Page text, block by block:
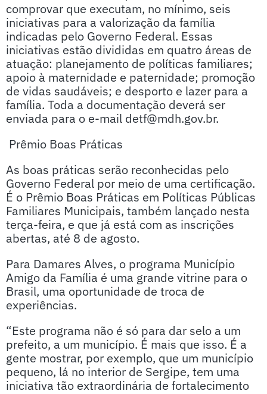
comprovar que executam, no mínimo, seis
iniciativas para a valorização da família
indicadas pelo Governo Federal. Essas
iniciativas estão divididas em quatro áreas de
atuação: planejamento de políticas familiares;
apoio à maternidade e paternidade; promoção
de vidas saudáveis; e desporto e lazer para a
família. Toda a documentação deverá ser
enviada para o e-mail detf@mdh.gov.br.
Prêmio Boas Práticas
As boas práticas serão reconhecidas pelo
Governo Federal por meio de uma certificação.
É o Prêmio Boas Práticas em Políticas Públicas
Familiares Municipais, também lançado nesta
terça-feira, e que já está com as inscrições
abertas, até 8 de agosto.
Para Damares Alves, o programa Município
Amigo da Família é uma grande vitrine para o
Brasil, uma oportunidade de troca de
experiências.
“Este programa não é só para dar selo a um
prefeito, a um município. É mais que isso. É a
gente mostrar, por exemplo, que um município
pequeno, lá no interior de Sergipe, tem uma
iniciativa tão extraordinária de fortalecimento